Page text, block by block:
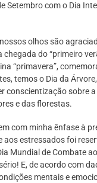
Setembro com o Dia
olhos são
do “primeiro
“primavera”,
temos o Dia da
conscientização sobre
e das florestas.
com minha ênfase à
aos estressados foi
Mundial de Combate
E, de acordo com
mentais e